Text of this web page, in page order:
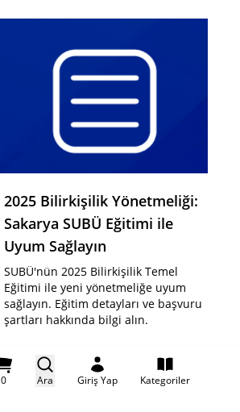
2025 Bilirkişilik Yönetmeliği:
Sakarya SUBÜ Eğitimi ile
Uyum Sağlayın
SUBÜ'nün 2025 Bilirkişilik Temel
Eğitimi ile yeni yönetmeliğe uyum
sağlayın. Eğitim detayları ve başvuru
şartları hakkında bilgi alın.
0 Ara Giriş Yap Kategoriler